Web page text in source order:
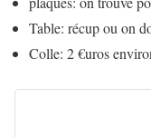
Table: récup ou on
Colle: 2 €uros